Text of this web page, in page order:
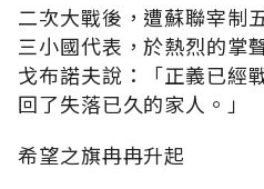
二次大戰後，遭蘇聯宰制
三小國代表，於熱烈的掌
戈布諾夫說：「正義已經
回了失落已久的家人。」
希望之旗冉冉升起